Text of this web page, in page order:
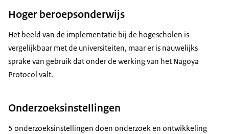
Hoger beroepsonderwijs
Het beeld van de implementatie bij de hogescholen is
vergelijkbaar met de universiteiten, maar er is nauwelijks
sprake van gebruik dat onder de werking van het Nagoya
Protocol valt.
Onderzoeksinstellingen
5 onderzoeksinstellingen doen onderzoek en ontwikkeling